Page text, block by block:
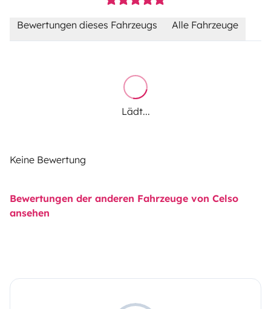
Bewertungen dieses Fahrzeugs Alle Fahrzeuge
Lädt...
Keine Bewertung
Bewertungen der anderen Fahrzeuge von Celso
ansehen